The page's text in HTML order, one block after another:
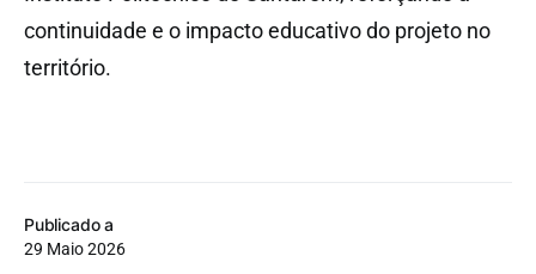
Publicado a
29 Maio 2026
continuidade e o impacto educativo do projeto no
território.